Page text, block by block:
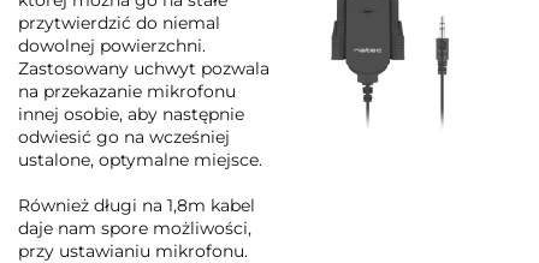
przytwierdzić do niemal
dowolnej powierzchni.
Zastosowany uchwyt pozwala
na przekazanie mikrofonu
innej osobie, aby następnie
odwiesić go na wcześniej
ustalone, optymalne miejsce.
Również długi na 1,8m kabel
daje nam spore możliwości,
przy ustawianiu mikrofonu.